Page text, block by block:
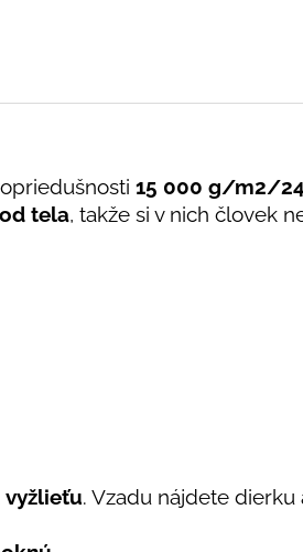
15 000 g/m2/
tela, takže si v nich človek
vyžlieťu. Vzadu nájdete dierku